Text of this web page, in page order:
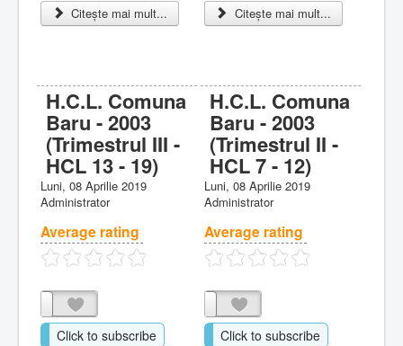
Citește mai mult...
Citește mai mult...
H.C.L. Comuna
Baru - 2003
(Trimestrul III -
HCL 13 - 19)
Luni, 08 Aprilie 2019
Administrator
Average rating
Click to subscribe
H.C.L. Comuna
Baru - 2003
(Trimestrul II -
HCL 7 - 12)
Luni, 08 Aprilie 2019
Administrator
Average rating
Click to subscribe